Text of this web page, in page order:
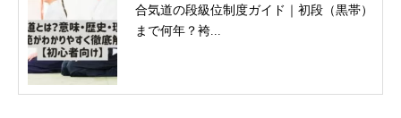
合気道の段級位制度ガイド｜初段（黒帯）
まで何年？袴...